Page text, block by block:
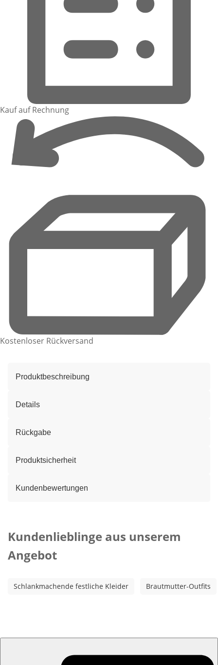
Kauf auf Rechnung
Kostenloser Rückversand
Produktbeschreibung
Details
Rückgabe
Produktsicherheit
Kundenbewertungen
Kundenlieblinge aus unserem
Angebot
Schlankmachende festliche Kleider Brautmutter-Outfits